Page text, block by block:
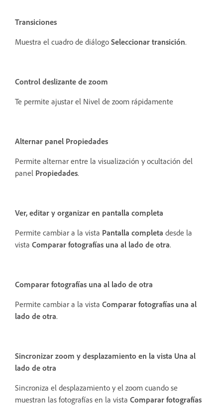
Transiciones
Muestra el cuadro de diálogo Seleccionar transición.
Control deslizante de zoom
Te permite ajustar el Nivel de zoom rápidamente
Alternar panel Propiedades
Permite alternar entre la visualización y ocultación del
panel Propiedades.
Ver, editar y organizar en pantalla completa
Permite cambiar a la vista Pantalla completa desde la
vista Comparar fotografías una al lado de otra.
Comparar fotografías una al lado de otra
Permite cambiar a la vista Comparar fotografías una al
lado de otra.
Sincronizar zoom y desplazamiento en la vista Una al
lado de otra
Sincroniza el desplazamiento y el zoom cuando se
muestran las fotografías en la vista Comparar fotografías